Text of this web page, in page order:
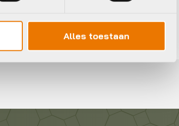
Alles toestaan